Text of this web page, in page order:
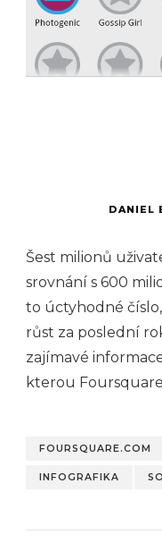
DANIEL
Šest milionů
srovnání s 600
to úctyhodné
růst za poslední
zajímavé
kterou
FOURSQUARE.COM
INFOGRAFIKA